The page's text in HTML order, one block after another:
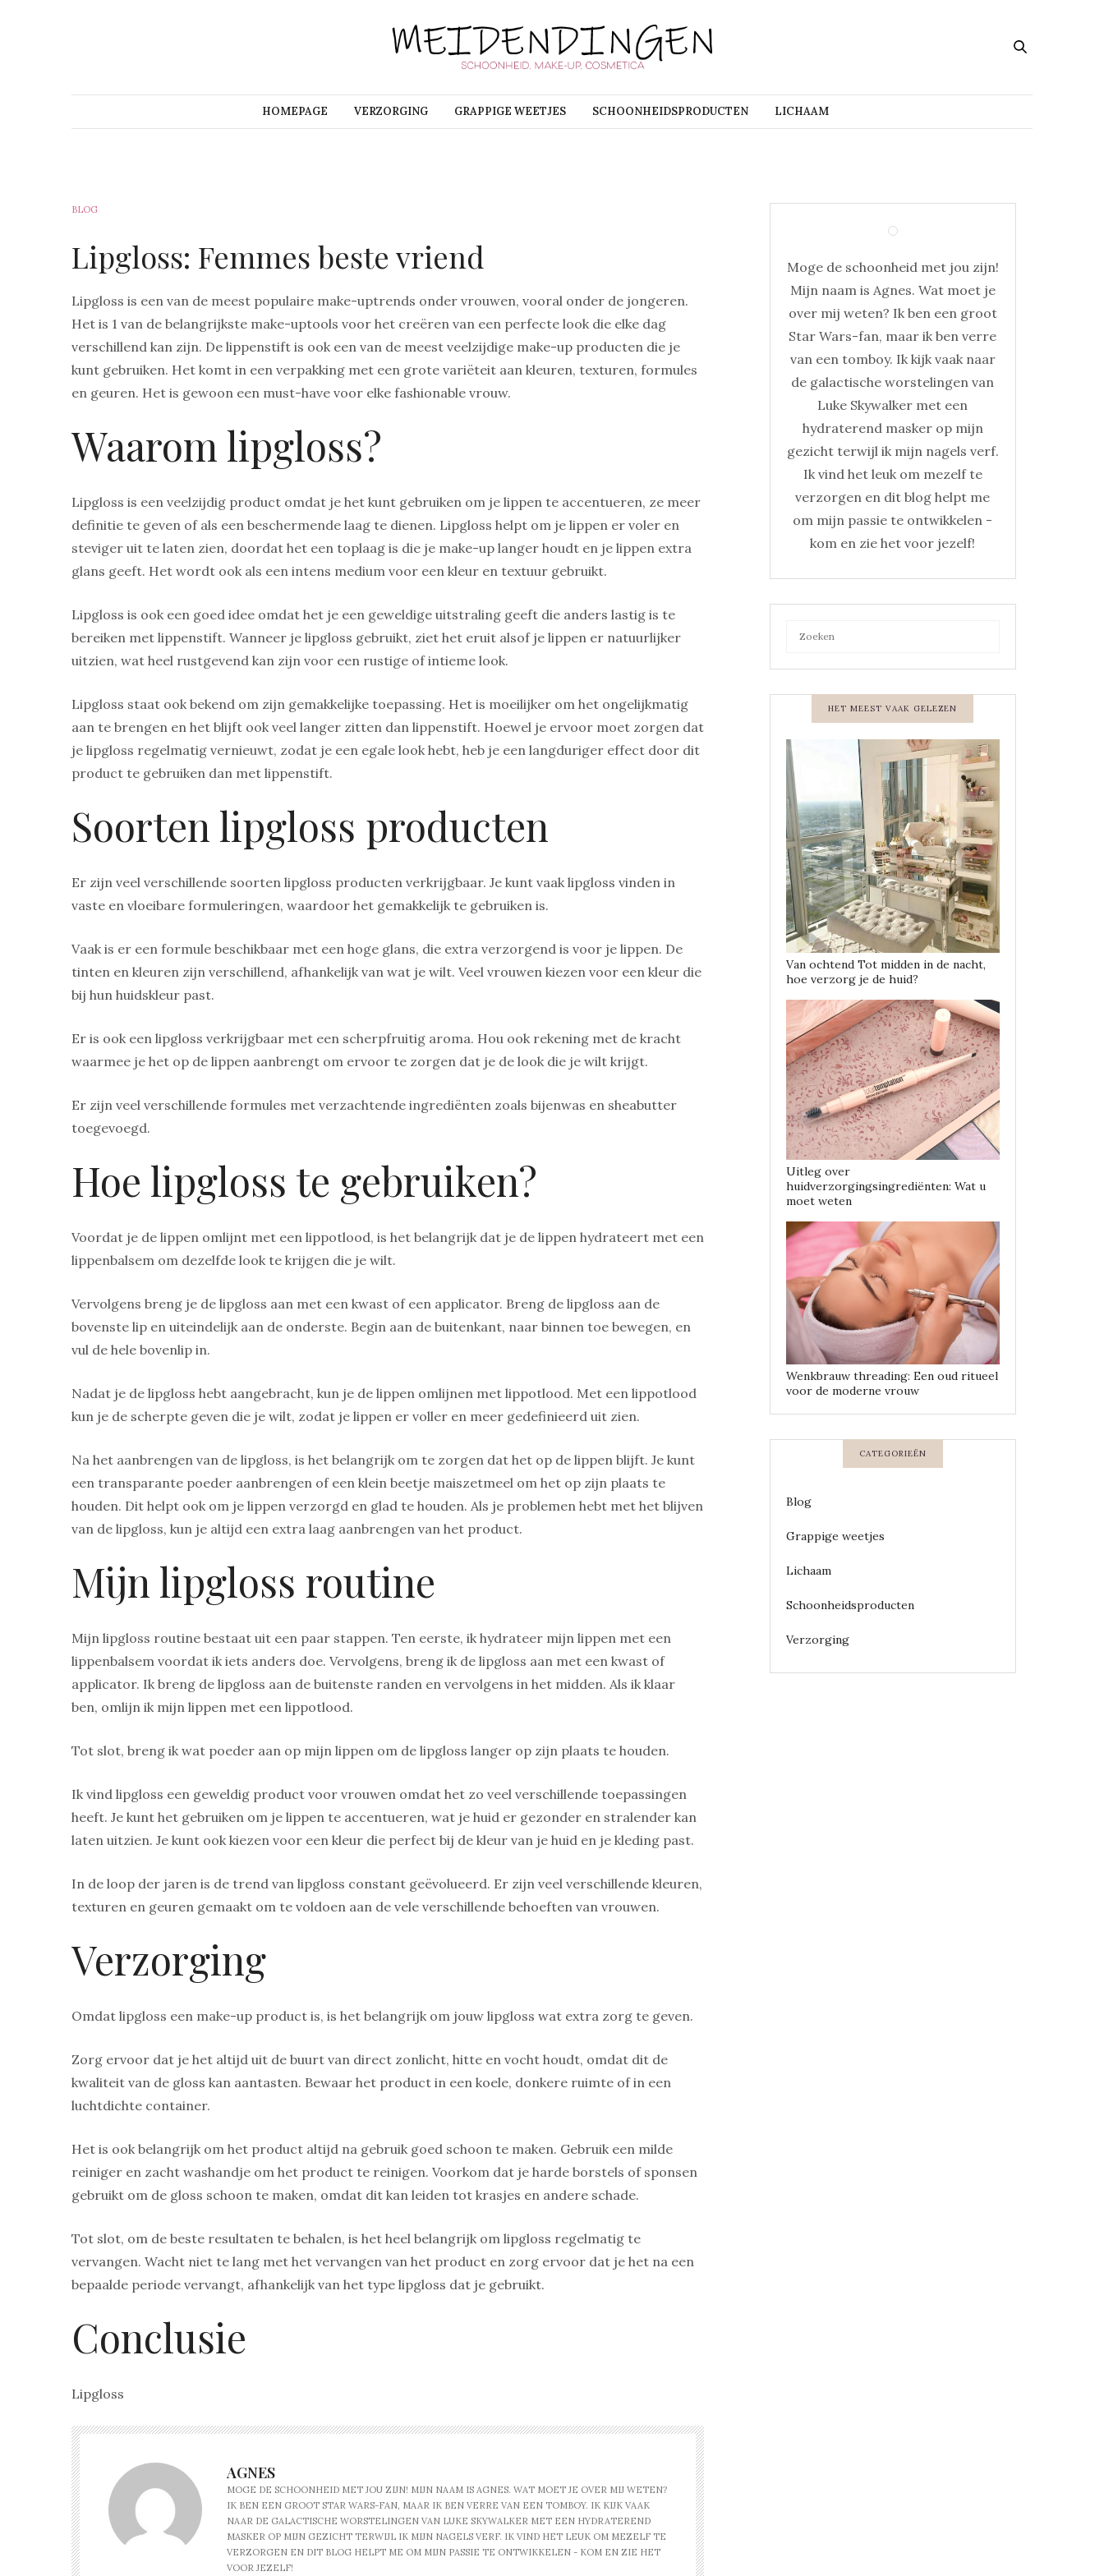
HOMEPAGE VERZORGING GRAPPIGE WEETJES SCHOONHEIDSPRODUCTEN LICHAAM
BLOG
Lipgloss: Femmes beste vriend
Lipgloss is een van de meest populaire make-uptrends onder vrouwen, vooral onder de jongeren.
Het is 1 van de belangrijkste make-uptools voor het creëren van een perfecte look die elke dag
verschillend kan zijn. De lippenstift is ook een van de meest veelzijdige make-up producten die je
kunt gebruiken. Het komt in een verpakking met een grote variëteit aan kleuren, texturen, formules
en geuren. Het is gewoon een must-have voor elke fashionable vrouw.
Waarom lipgloss?
Lipgloss is een veelzijdig product omdat je het kunt gebruiken om je lippen te accentueren, ze meer
definitie te geven of als een beschermende laag te dienen. Lipgloss helpt om je lippen er voler en
steviger uit te laten zien, doordat het een toplaag is die je make-up langer houdt en je lippen extra
glans geeft. Het wordt ook als een intens medium voor een kleur en textuur gebruikt.
Lipgloss is ook een goed idee omdat het je een geweldige uitstraling geeft die anders lastig is te
bereiken met lippenstift. Wanneer je lipgloss gebruikt, ziet het eruit alsof je lippen er natuurlijker
uitzien, wat heel rustgevend kan zijn voor een rustige of intieme look.
Lipgloss staat ook bekend om zijn gemakkelijke toepassing. Het is moeilijker om het ongelijkmatig
aan te brengen en het blijft ook veel langer zitten dan lippenstift. Hoewel je ervoor moet zorgen dat
je lipgloss regelmatig vernieuwt, zodat je een egale look hebt, heb je een langduriger effect door dit
product te gebruiken dan met lippenstift.
Soorten lipgloss producten
Er zijn veel verschillende soorten lipgloss producten verkrijgbaar. Je kunt vaak lipgloss vinden in
vaste en vloeibare formuleringen, waardoor het gemakkelijk te gebruiken is.
Vaak is er een formule beschikbaar met een hoge glans, die extra verzorgend is voor je lippen. De
tinten en kleuren zijn verschillend, afhankelijk van wat je wilt. Veel vrouwen kiezen voor een kleur die
bij hun huidskleur past.
Er is ook een lipgloss verkrijgbaar met een scherpfruitig aroma. Hou ook rekening met de kracht
waarmee je het op de lippen aanbrengt om ervoor te zorgen dat je de look die je wilt krijgt.
Er zijn veel verschillende formules met verzachtende ingrediënten zoals bijenwas en sheabutter
toegevoegd.
Hoe lipgloss te gebruiken?
Voordat je de lippen omlijnt met een lippotlood, is het belangrijk dat je de lippen hydrateert met een
lippenbalsem om dezelfde look te krijgen die je wilt.
Vervolgens breng je de lipgloss aan met een kwast of een applicator. Breng de lipgloss aan de
bovenste lip en uiteindelijk aan de onderste. Begin aan de buitenkant, naar binnen toe bewegen, en
vul de hele bovenlip in.
Nadat je de lipgloss hebt aangebracht, kun je de lippen omlijnen met lippotlood. Met een lippotlood
kun je de scherpte geven die je wilt, zodat je lippen er voller en meer gedefinieerd uit zien.
Na het aanbrengen van de lipgloss, is het belangrijk om te zorgen dat het op de lippen blijft. Je kunt
een transparante poeder aanbrengen of een klein beetje maiszetmeel om het op zijn plaats te
houden. Dit helpt ook om je lippen verzorgd en glad te houden. Als je problemen hebt met het blijven
van de lipgloss, kun je altijd een extra laag aanbrengen van het product.
Mijn lipgloss routine
Mijn lipgloss routine bestaat uit een paar stappen. Ten eerste, ik hydrateer mijn lippen met een
lippenbalsem voordat ik iets anders doe. Vervolgens, breng ik de lipgloss aan met een kwast of
applicator. Ik breng de lipgloss aan de buitenste randen en vervolgens in het midden. Als ik klaar
ben, omlijn ik mijn lippen met een lippotlood.
Tot slot, breng ik wat poeder aan op mijn lippen om de lipgloss langer op zijn plaats te houden.
Ik vind lipgloss een geweldig product voor vrouwen omdat het zo veel verschillende toepassingen
heeft. Je kunt het gebruiken om je lippen te accentueren, wat je huid er gezonder en stralender kan
laten uitzien. Je kunt ook kiezen voor een kleur die perfect bij de kleur van je huid en je kleding past.
In de loop der jaren is de trend van lipgloss constant geëvolueerd. Er zijn veel verschillende kleuren,
texturen en geuren gemaakt om te voldoen aan de vele verschillende behoeften van vrouwen.
Verzorging
Omdat lipgloss een make-up product is, is het belangrijk om jouw lipgloss wat extra zorg te geven.
Zorg ervoor dat je het altijd uit de buurt van direct zonlicht, hitte en vocht houdt, omdat dit de
kwaliteit van de gloss kan aantasten. Bewaar het product in een koele, donkere ruimte of in een
luchtdichte container.
Het is ook belangrijk om het product altijd na gebruik goed schoon te maken. Gebruik een milde
reiniger en zacht washandje om het product te reinigen. Voorkom dat je harde borstels of sponsen
gebruikt om de gloss schoon te maken, omdat dit kan leiden tot krasjes en andere schade.
Tot slot, om de beste resultaten te behalen, is het heel belangrijk om lipgloss regelmatig te
vervangen. Wacht niet te lang met het vervangen van het product en zorg ervoor dat je het na een
bepaalde periode vervangt, afhankelijk van het type lipgloss dat je gebruikt.
Conclusie
Lipgloss
AGNES
MOGE DE SCHOONHEID MET JOU ZIJN! MIJN NAAM IS AGNES. WAT MOET JE OVER MIJ WETEN?
IK BEN EEN GROOT STAR WARS-FAN, MAAR IK BEN VERRE VAN EEN TOMBOY. IK KIJK VAAK
NAAR DE GALACTISCHE WORSTELINGEN VAN LUKE SKYWALKER MET EEN HYDRATEREND
MASKER OP MIJN GEZICHT TERWIJL IK MIJN NAGELS VERF. IK VIND HET LEUK OM MEZELF TE
VERZORGEN EN DIT BLOG HELPT ME OM MIJN PASSIE TE ONTWIKKELEN - KOM EN ZIE HET
VOOR JEZELF!
Moge de schoonheid met jou zijn!
Mijn naam is Agnes. Wat moet je
over mij weten? Ik ben een groot
Star Wars-fan, maar ik ben verre
van een tomboy. Ik kijk vaak naar
de galactische worstelingen van
Luke Skywalker met een
hydraterend masker op mijn
gezicht terwijl ik mijn nagels verf.
Ik vind het leuk om mezelf te
verzorgen en dit blog helpt me
om mijn passie te ontwikkelen -
kom en zie het voor jezelf!
HET MEEST VAAK GELEZEN
Van ochtend Tot midden in de nacht,
hoe verzorg je de huid?
Uitleg over
huidverzorgingsingrediënten: Wat u
moet weten
Wenkbrauw threading: Een oud ritueel
voor de moderne vrouw
CATEGORIEËN
Blog
Grappige weetjes
Lichaam
Schoonheidsproducten
Verzorging